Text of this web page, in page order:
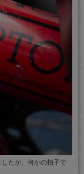
たが、何かの拍子で